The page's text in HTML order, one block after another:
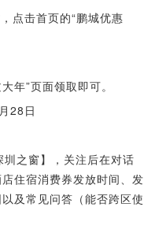
点击首页的“鹏城优惠
年”页面领取即可。
28日
之窗】，关注后在对话
住宿消费券发放时间、发
及常见问答（能否跨区使